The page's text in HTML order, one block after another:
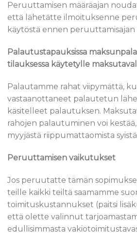
Peruuttamisen määräajan
että lähetätte ilmoituksenne
käytöstä ennen peruuttamisajan
Palautustapauksissa
tilauksessa käytetylle
Palautamme rahat viipymättä,
vastaanottaneet palautetun
käsitelleet palautuksen.
rahojen palautuminen voi kestää,
myyjästä riippumattaomista
Peruuttamisen vaikutukset
Jos peruutatte tämän
teille kaikki teiltä saamamme
toimituskustannukset (paitsi
että olette valinnut
edullisimmasta